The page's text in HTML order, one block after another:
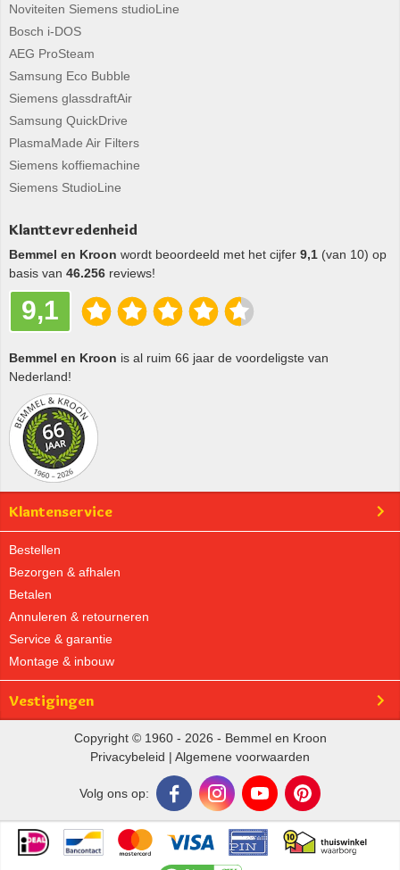
Noviteiten Siemens studioLine
Bosch i-DOS
AEG ProSteam
Samsung Eco Bubble
Siemens glassdraftAir
Samsung QuickDrive
PlasmaMade Air Filters
Siemens koffiemachine
Siemens StudioLine
Klanttevredenheid
Bemmel en Kroon wordt beoordeeld met het cijfer 9,1 (van 10) op
basis van 46.256 reviews!
9,1
Bemmel en Kroon is al ruim 66 jaar de voordeligste van
Nederland!
Klantenservice
Bestellen
Bezorgen & afhalen
Betalen
Annuleren & retourneren
Service & garantie
Montage & inbouw
Vestigingen
Copyright © 1960 - 2026 - Bemmel en Kroon
Privacybeleid | Algemene voorwaarden
Volg ons op: